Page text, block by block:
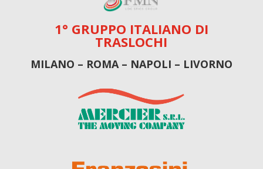
1° GRUPPO ITALIANO DI
TRASLOCHI
MILANO – ROMA – NAPOLI – LIVORNO